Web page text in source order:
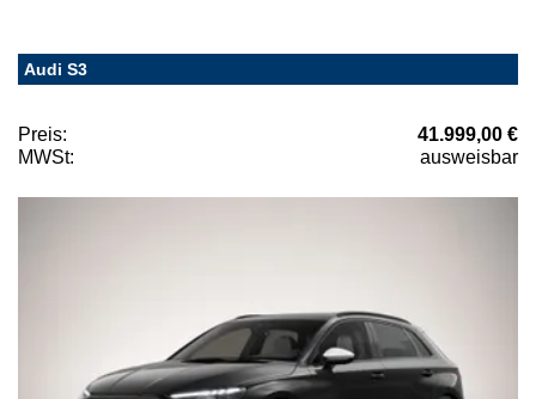
Audi S3
Preis:
41.999,00 €
MWSt:
ausweisbar